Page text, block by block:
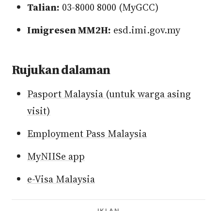
Talian: 03-8000 8000 (MyGCC)
Imigresen MM2H: esd.imi.gov.my
Rujukan dalaman
Pasport Malaysia (untuk warga asing
visit)
Employment Pass Malaysia
MyNIISe app
e-Visa Malaysia